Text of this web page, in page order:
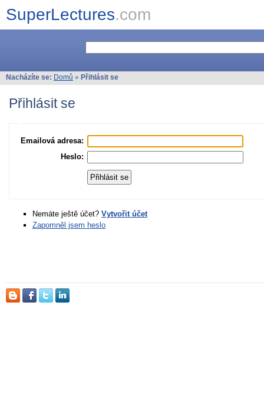
SuperLectures.com
Nacházíte se: Domů » Přihlásit se
Přihlásit se
Emailová adresa:
Heslo:
Nemáte ještě účet? Vytvořit účet
Zapomněl jsem heslo